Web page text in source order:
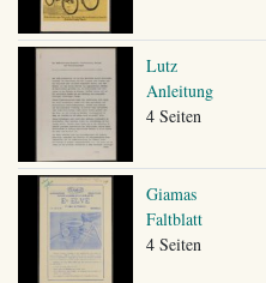
Lutz
Anleitung
4 Seiten
Giamas
Faltblatt
4 Seiten